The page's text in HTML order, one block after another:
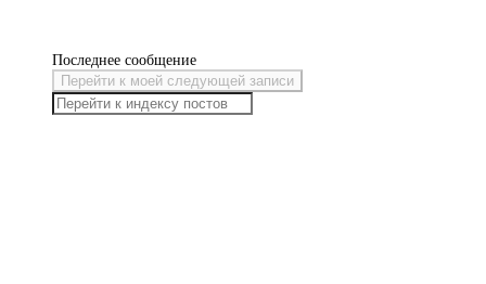
Последнее сообщение
Перейти к моей следующей записи